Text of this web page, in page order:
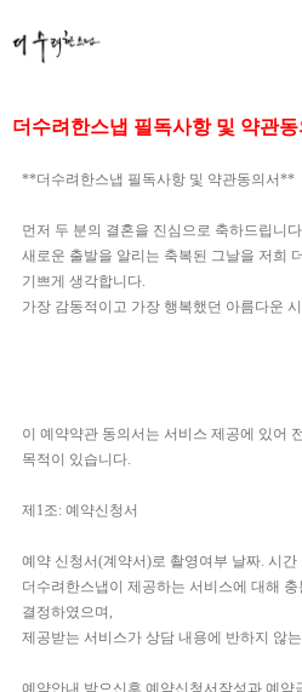
더수려한스냅 필독사항 및 약관동
**더수려한스냅 필독사항 및 약관동의서**
먼저 두 분의 결혼을 진심으로 축하드립니
새로운 출발을 알리는 축복된 그날을 저희
기쁘게 생각합니다.
가장 감동적이고 가장 행복했던 아름다운
이 예약약관 동의서는 서비스 제공에 있어
목적이 있습니다.
제1조: 예약신청서
예약 신청서(계약서)로 촬영여부 날짜. 시
더수려한스냅이 제공하는 서비스에 대해
결정하였으며,
제공받는 서비스가 상담 내용에 반하지 않
예약안내 받으신후 예약신청서작성과 예약